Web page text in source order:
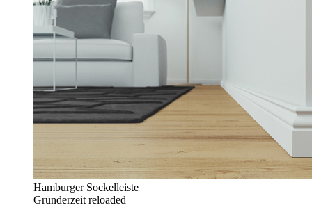
Hamburger Sockelleiste
Gründerzeit reloaded